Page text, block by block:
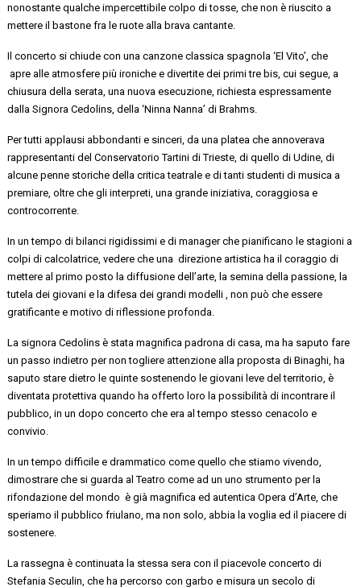
nonostante qualche impercettibile colpo di tosse, che non è riuscito a
mettere il bastone fra le ruote alla brava cantante.
Il concerto si chiudeconuna canzone classica spagnola ‘ElVito’ , che
apre alle atmosfere più ironiche e divertite dei primi tre bis, cui segue, a
chiusura della serata, una nuova esecuzione, richiesta espressamente
dalla Signora Cedolins, della‘Ninna Nanna’ di Brahms
Per tuttiapplausi abbondanti e sinceri, da una platea che annoverava
rappresentanti del Conservatorio Tartini di Trieste, di quello di Udine, di
alcune penne storiche della critica teatrale e di tanti studenti di musica a
premiare, oltre che gli interpreti, una grande iniziativa, coraggiosa e
controcorrente.
In un tempo di bilanci rigidissimi e di manager che pianificano le stagioni a
colpi di calcolatrice, vedere cheuna direzione artistica ha il coraggio di
mettere al primo posto la diffusione dell’arte, la semina della passione, la
tutela dei giovani e la difesa dei grandi modelli , non può che essere
gratificante e motivo di riflessione profonda.
La signora Cedolins è stata magnifica padrona di casa, ma ha saputo fare
un passo indietro per non togliere attenzione alla proposta di Binaghi, ha
saputo stare dietro le quinte sostenendo le giovani leve del territorio, è
diventata protettiva quando ha offerto loro la possibilità di incontrare il
pubblico, in un dopo concertocheera al tempo stesso cenacolo e
convivio.
In un tempodifficile e drammatico come quello che stiamo vivendo,
dimostrare che si guarda al Teatro come ad un uno strumento per la
rifondazione delmondoè giàmagnifica edautentica Opera d’Arte, che
speriamo il pubblico friulano, ma non solo, abbia la voglia ed il piacere di
sostenere.
La rassegna è continuata la stessa sera con il piacevole concerto di
Stefania Seculin che hapercorso con garbo e misura un secolo di